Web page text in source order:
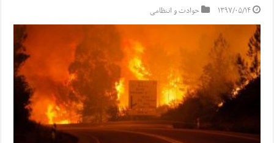
۱۳۹۷/۰۵/۱۴ حوادث و انتظامی